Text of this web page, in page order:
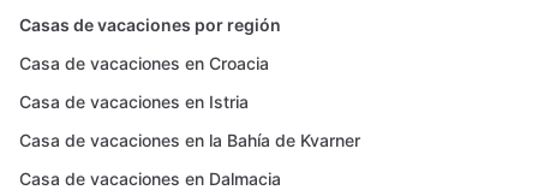
Casas de vacaciones por región
Casa de vacaciones en Croacia
Casa de vacaciones en Istria
Casa de vacaciones en la Bahía de Kvarner
Casa de vacaciones en Dalmacia